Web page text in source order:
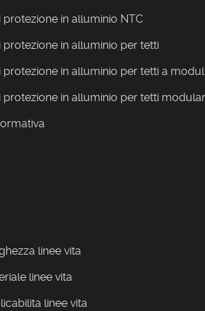
protezione in alluminio NTC
protezione in alluminio per tetti
protezione in alluminio per tetti a
protezione in alluminio per tetti
linee vita
linee vita
linee vita